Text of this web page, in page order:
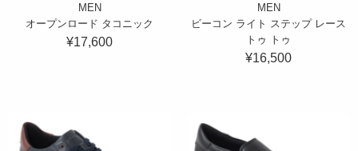
MEN
オープンロード タコニック
¥17,600
MEN
ビーコン ライト ステップ レース
トゥ トゥ
¥16,500